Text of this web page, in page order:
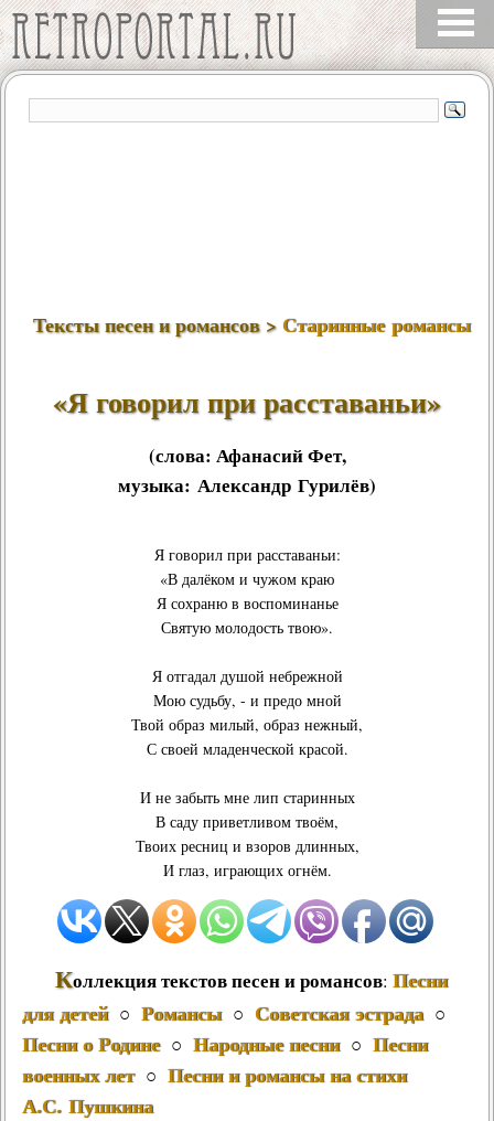
Тексты песен и романсов >Старинные романсы
«Я говорил при расставаньи»
(слова: Афанасий Фет,
музыка: Александр Гурилёв)
Я говорил при расставаньи:
«В далёком и чужом краю
Я сохраню в воспоминанье
Святую молодость твою».
Я отгадал душой небрежной
Мою судьбу, - и предо мной
Твой образ милый, образ нежный,
С своей младенческой красой.
И не забыть мне лип старинных
В саду приветливом твоём,
Твоих ресниц и взоров длинных,
И глаз, играющих огнём.
Коллекция текстов песен и романсов: Песни
для детей○ Романсы○ Советская эстрада○
Песни о Родине○ Народные песни○ Песни
военных лет○ Песни и романсы на стихи
А.С. Пушкина